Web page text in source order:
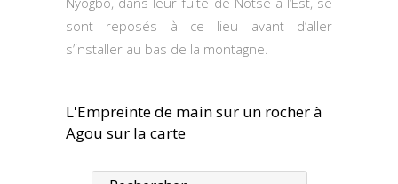
sont reposés à ce lieu avant d’aller
s’installer au bas de la montagne.
L'Empreinte de main sur un rocher à
Agou sur la carte